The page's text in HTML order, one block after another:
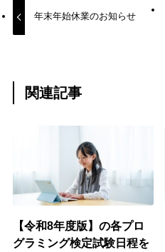
年末年始休業のお知らせ
関連記事
【令和8年度版】の各プロ
グラミング検定試験日程を